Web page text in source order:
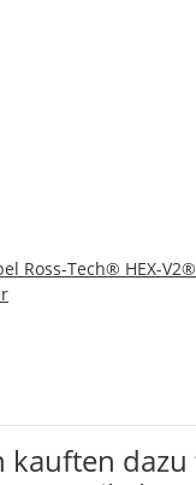
Ross-Tech® HEX-
kauften